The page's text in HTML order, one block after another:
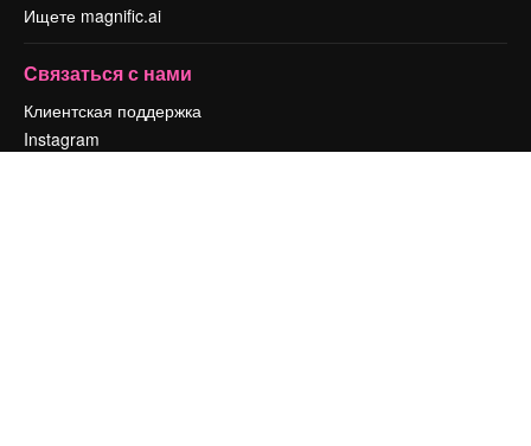
Ищете magnific.ai
Связаться с нами
Клиентская поддержка
Instagram